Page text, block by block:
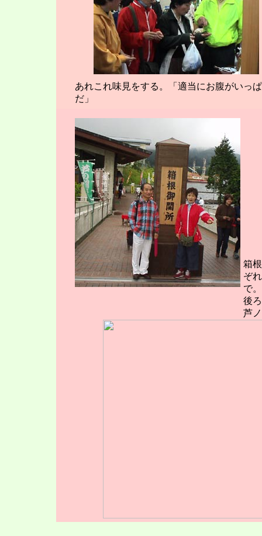
あれこれ味見をする。「適当にお腹がいっ
だ」
箱
ぞ
で。
後
芦